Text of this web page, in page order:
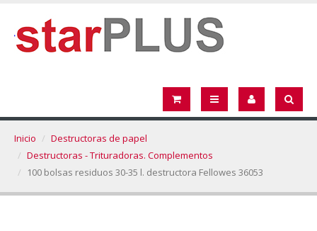
Inicio
Destructoras de papel
Destructoras - Trituradoras. Complementos
100 bolsas residuos 30-35 l. destructora Fellowes 36053